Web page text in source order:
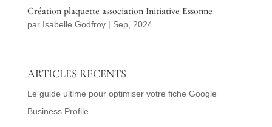
Création plaquette association Initiative Essonne
par Isabelle Godfroy| Sep, 2024
ARTICLES RECENTS
Le guide ultime pour optimiser votre fiche Google
Business Profile